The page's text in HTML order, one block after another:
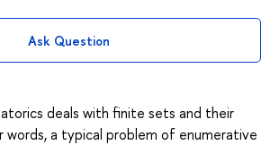
Ask Question
deals with finite sets and their
words, a typical problem of enumerative